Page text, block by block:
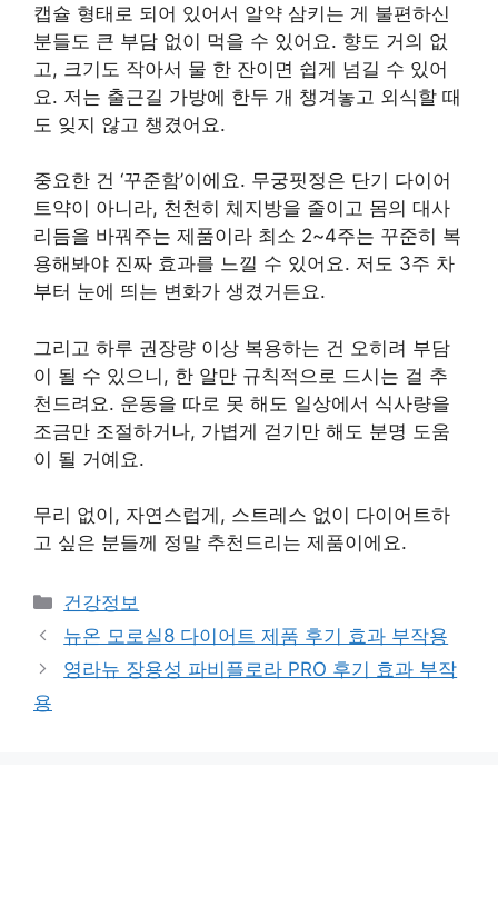
캡슐 형태로 되어 있어서 알약 삼키는 게 불편하신
분들도 큰 부담 없이 먹을 수 있어요. 향도 거의 없
고, 크기도 작아서 물 한 잔이면 쉽게 넘길 수 있어
요. 저는 출근길 가방에 한두 개 챙겨놓고 외식할 때
도 잊지 않고 챙겼어요.
중요한 건 ‘꾸준함’이에요. 무궁핏정은 단기 다이어
트약이 아니라, 천천히 체지방을 줄이고 몸의 대사
리듬을 바꿔주는 제품이라 최소 2~4주는 꾸준히 복
용해봐야 진짜 효과를 느낄 수 있어요. 저도 3주 차
부터 눈에 띄는 변화가 생겼거든요.
그리고 하루 권장량 이상 복용하는 건 오히려 부담
이 될 수 있으니, 한 알만 규칙적으로 드시는 걸 추
천드려요. 운동을 따로 못 해도 일상에서 식사량을
조금만 조절하거나, 가볍게 걷기만 해도 분명 도움
이 될 거예요.
무리 없이, 자연스럽게, 스트레스 없이 다이어트하
고 싶은 분들께 정말 추천드리는 제품이에요.
카
테
고
리
건강정보
뉴온 모로실8 다이어트 제품 후기 효과 부작용
영라뉴 장용성 파비플로라 PRO 후기 효과 부작
용